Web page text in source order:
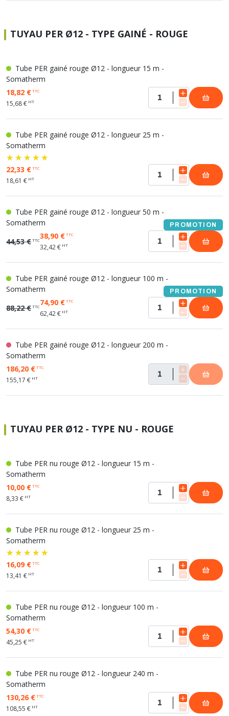
TUYAU PER Ø12 - TYPE GAINÉ - ROUGE
Tube PER gainé rouge Ø12 - longueur 15 m -
Somatherm
18,82 €TTC
15,68 € HT
Tube PER gainé rouge Ø12 - longueur 25 m -
Somatherm
22,33 €TTC
18,61 € HT
Tube PER gainé rouge Ø12 - longueur 50 m -
Somatherm
PROMOTION
44,53 €TTC38,90 €TTC
32,42 € HT
Tube PER gainé rouge Ø12 - longueur 100 m -
Somatherm
PROMOTION
88,22 €TTC74,90 €TTC
62,42 € HT
Tube PER gainé rouge Ø12 - longueur 200 m -
Somatherm
186,20 €TTC
155,17 € HT
TUYAU PER Ø12 - TYPE NU - ROUGE
Tube PER nu rouge Ø12 - longueur 15 m -
Somatherm
10,00 €TTC
8,33 € HT
Tube PER nu rouge Ø12 - longueur 25 m -
Somatherm
16,09 €TTC
13,41 € HT
Tube PER nu rouge Ø12 - longueur 100 m -
Somatherm
54,30 €TTC
45,25 € HT
Tube PER nu rouge Ø12 - longueur 240 m -
Somatherm
130,26 €TTC
108,55 € HT